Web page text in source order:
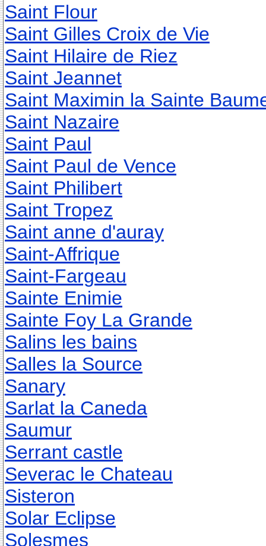
Saint Flour
Saint Gilles Croix de Vie
Saint Hilaire de Riez
Saint Jeannet
Saint Maximin la Sainte
Saint Nazaire
Saint Paul
Saint Paul de Vence
Saint Philibert
Saint Tropez
Saint anne d'auray
Saint-Affrique
Saint-Fargeau
Sainte Enimie
Sainte Foy La Grande
Salins les bains
Salles la Source
Sanary
Sarlat la Caneda
Saumur
Serrant castle
Severac le Chateau
Sisteron
Solar Eclipse
Solesmes